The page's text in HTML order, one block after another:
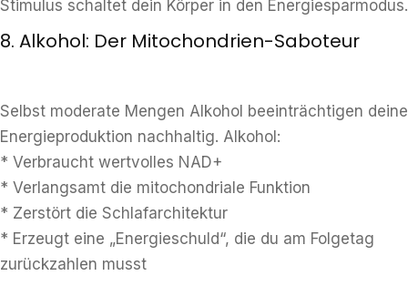
Stimulus schaltet dein Körper in den Energiesparmodus.
8. Alkohol: Der Mitochondrien-Saboteur
Selbst moderate Mengen Alkohol beeinträchtigen deine
Energieproduktion nachhaltig. Alkohol:
* Verbraucht wertvolles NAD+
* Verlangsamt die mitochondriale Funktion
* Zerstört die Schlafarchitektur
* Erzeugt eine „Energieschuld“, die du am Folgetag
zurückzahlen musst